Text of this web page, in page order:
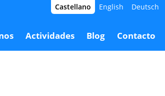
Actividades Blog Contacto
Castellano English Deutsch
60,00 € 0,00 € Reservar